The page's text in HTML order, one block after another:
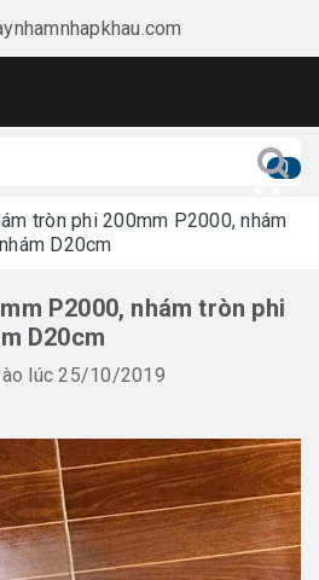
0
tròn phi 200mm P2000, nhám
D20cm
P2000, nhám tròn phi
D20cm
lúc 25/10/2019